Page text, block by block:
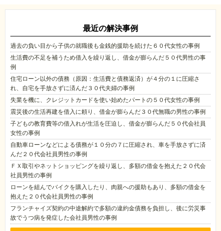
最近の解決事例
過去の負い目から子供の就職後も金銭的援助を続けた６０代女性の事例
生活費の不足を補うため借入を繰り返し、借金が膨らんだ５０代男性の事
例
住宅ローン以外の債務（原因：生活費と債務返済）が４分の１に圧縮さ
れ、自宅を手放さずに済んだ３０代夫婦の事例
失業を機に、クレジットカードを使い始めたパートの５０代女性の事例
震災後の生活再建を借入に頼り、借金が膨らんだ３０代無職の男性の事例
子どもの教育費等の借入れが生活を圧迫し、借金が膨らんだ５０代会社員
女性の事例
自動車ローンなどによる債務が１０分の７に圧縮され、車を手放さずに済
んだ２０代会社員男性の事例
ＦＸ取引やネットショッピングを繰り返し、多額の借金を抱えた２０代会
社員男性の事例
ローンを組んでバイクを購入したり、肉親への援助もあり、多額の借金を
抱えた２０代会社員男性の事例
フランチャイズ契約の中途解約で多額の違約金債務を負担し、後に労災事
故でうつ病を発症した会社員男性の事例